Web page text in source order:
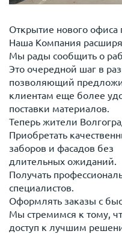
Открытие нового офиса
Наша Компания
Мы рады сообщить о
Это очередной шаг в
позволяющий
клиентам еще более
поставки материалов.
Теперь жители
Приобретать
заборов и фасадов без
длительных ожиданий.
Получать
специалистов.
Оформлять заказы с
Мы стремимся к тому,
доступ к лучшим